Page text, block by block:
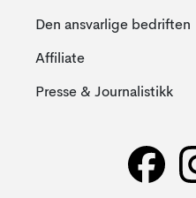
Den ansvarlige bedriften
Affiliate
Presse & Journalistikk